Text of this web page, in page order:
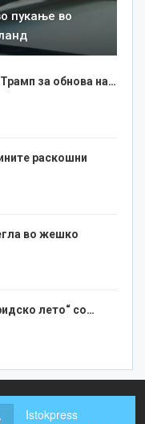
пукање во
за обнова на…
раскошни
во жешко
лето“ со…
Istokpress